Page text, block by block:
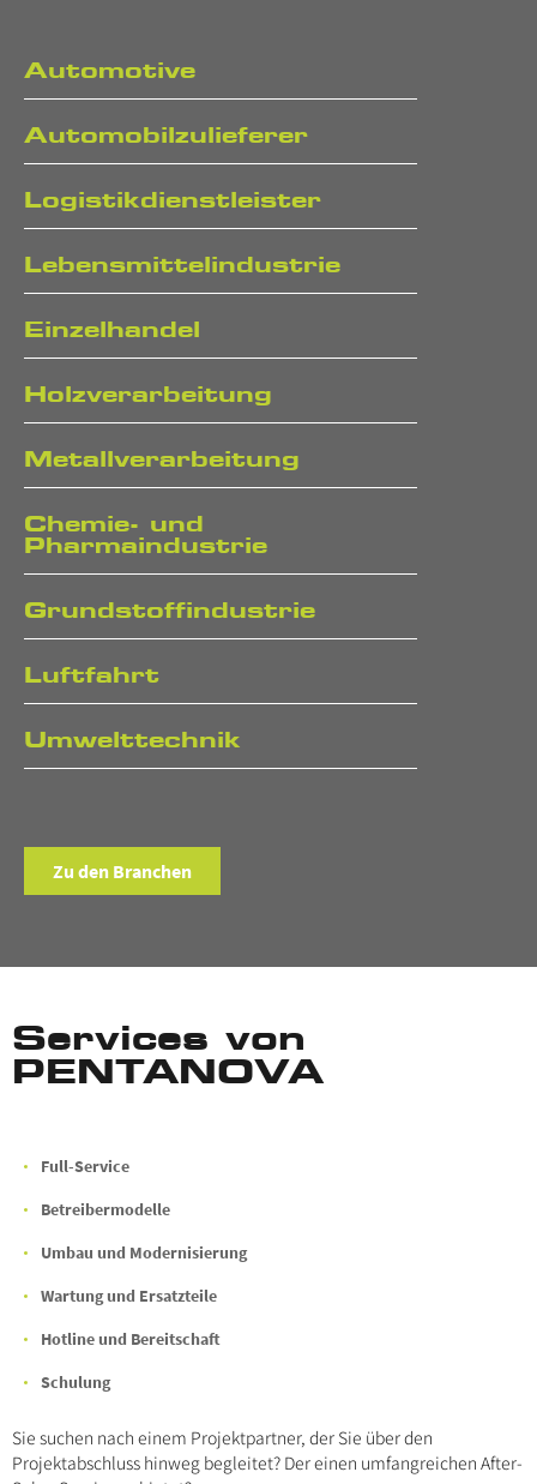
Automotive
Automobilzulieferer
Logistikdienstleister
Lebensmittelindustrie
Einzelhandel
Holzverarbeitung
Metallverarbeitung
Chemie- und
Pharmaindustrie
Grundstoffindustrie
Luftfahrt
Umwelttechnik
Zu den Branchen
Services von
PENTANOVA
Full-Service
Betreibermodelle
Umbau und Modernisierung
Wartung und Ersatzteile
Hotline und Bereitschaft
Schulung
Sie suchen nach einem Projektpartner, der Sie über den
Projektabschluss hinweg begleitet? Der einen umfangreichen After-